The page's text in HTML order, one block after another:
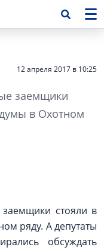
12 апреля 2017 в 10:25
заемщики
в Охотном
стояли в
ряду. А депутаты
обсуждать